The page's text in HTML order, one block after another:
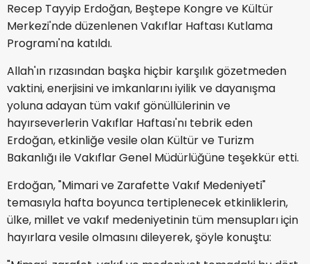
Recep Tayyip Erdoğan, Beştepe Kongre ve Kültür
Merkezi'nde düzenlenen Vakıflar Haftası Kutlama
Programı'na katıldı.
Allah'ın rızasından başka hiçbir karşılık gözetmeden
vaktini, enerjisini ve imkanlarını iyilik ve dayanışma
yoluna adayan tüm vakıf gönüllülerinin ve
hayırseverlerin Vakıflar Haftası'nı tebrik eden
Erdoğan, etkinliğe vesile olan Kültür ve Turizm
Bakanlığı ile Vakıflar Genel Müdürlüğüne teşekkür etti.
Erdoğan, "Mimari ve Zarafette Vakıf Medeniyeti"
temasıyla hafta boyunca tertiplenecek etkinliklerin,
ülke, millet ve vakıf medeniyetinin tüm mensupları için
hayırlara vesile olmasını dileyerek, şöyle konuştu: